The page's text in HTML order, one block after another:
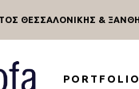
ΘΕΣΣΑΛΟΝΙΚΗΣ &
PORTFOLIO